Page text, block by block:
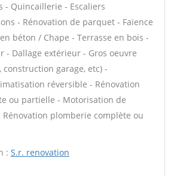
- Quincaillerie - Escaliers
- Rénovation de parquet - Faïence
béton / Chape - Terrasse en bois -
- Dallage extérieur - Gros oeuvre
construction garage, etc) -
réversible - Rénovation
ou partielle - Motorisation de
plomberie complète ou
: S.r. renovation